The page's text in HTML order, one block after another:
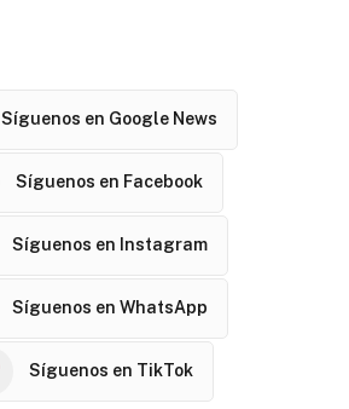
Síguenos en Google News
Síguenos en Facebook
Síguenos en Instagram
Síguenos en WhatsApp
Síguenos en TikTok